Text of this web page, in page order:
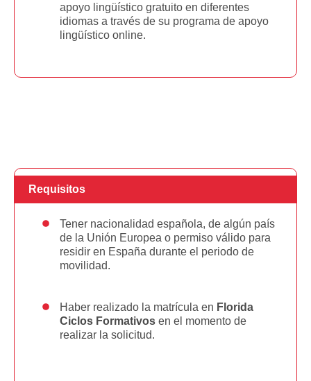
apoyo lingüístico gratuito en diferentes
idiomas a través de su programa de apoyo
lingüístico online.
Requisitos
Tener nacionalidad española, de algún país
de la Unión Europea o permiso válido para
residir en España durante el periodo de
movilidad.
Haber realizado la matrícula en Florida
Ciclos Formativos en el momento de
realizar la solicitud.